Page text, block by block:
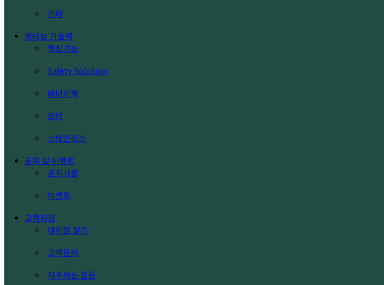
기타
메타보 기술력
핵심기능
Safety Solution
배터리팩
모터
스테인리스
공지 및 이벤트
공지사항
이벤트
고객지원
대리점 찾기
고객문의
자주하는 질문